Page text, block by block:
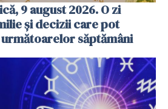
9 august 2026. O zi
și decizii care pot
săptămâni